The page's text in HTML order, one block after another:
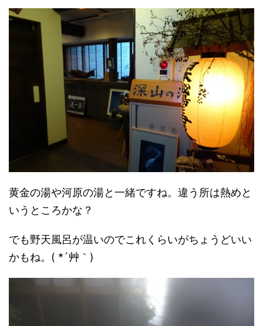
黄金の湯や河原の湯と一緒ですね。違う所は熱めと
いうところかな？
でも野天風呂が温いのでこれくらいがちょうどいい
かもね。( *´艸｀)